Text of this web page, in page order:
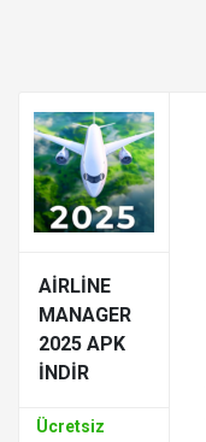
AIRLINE
MANAGER
2025 APK
İNDIR
Ücretsiz